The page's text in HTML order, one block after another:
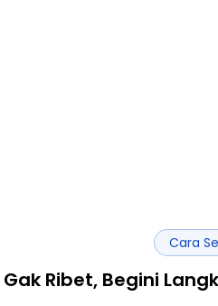
Cara
Gak Ribet, Begini